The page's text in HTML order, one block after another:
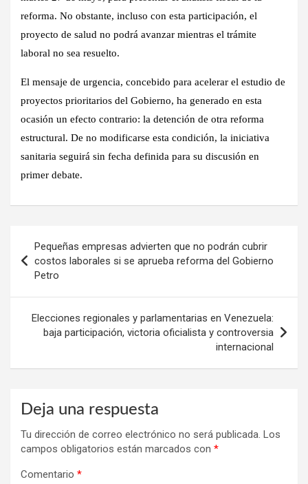
reforma. No obstante, incluso con esta participación, el
proyecto de salud no podrá avanzar mientras el trámite
laboral no sea resuelto.
El mensaje de urgencia, concebido para acelerar el estudio de
proyectos prioritarios del Gobierno, ha generado en esta
ocasión un efecto contrario: la detención de otra reforma
estructural. De no modificarse esta condición, la iniciativa
sanitaria seguirá sin fecha definida para su discusión en
primer debate.
de
entradas
Pequeñas empresas advierten que no podrán cubrir
costos laborales si se aprueba reforma del Gobierno
Petro
Elecciones regionales y parlamentarias en Venezuela:
baja participación, victoria oficialista y controversia
internacional
Deja una respuesta
Tu dirección de correo electrónico no será publicada. Los
campos obligatorios están marcados con *
Comentario *